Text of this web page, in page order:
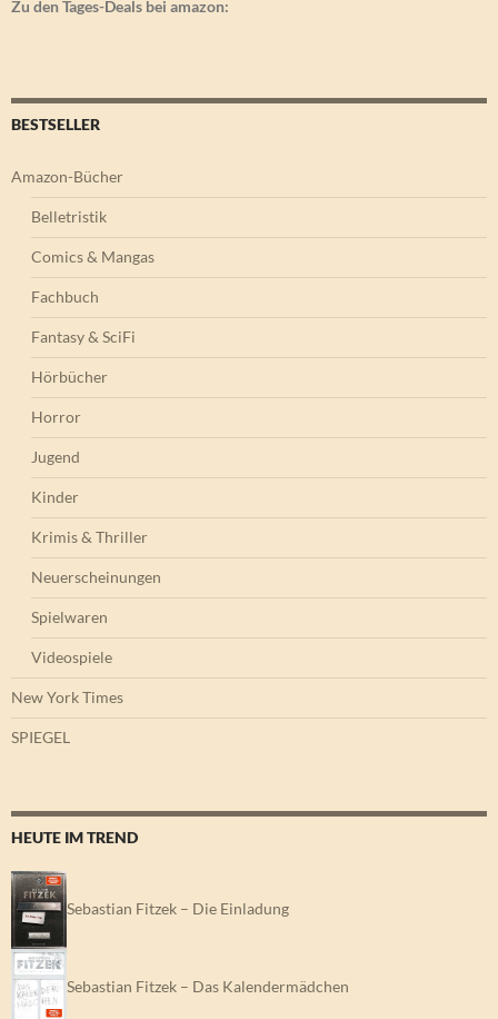
Zu den Tages-Deals bei amazon:
BESTSELLER
Amazon-Bücher
Belletristik
Comics & Mangas
Fachbuch
Fantasy & SciFi
Hörbücher
Horror
Jugend
Kinder
Krimis & Thriller
Neuerscheinungen
Spielwaren
Videospiele
New York Times
SPIEGEL
HEUTE IM TREND
Sebastian Fitzek – Die Einladung
Sebastian Fitzek – Das Kalendermädchen